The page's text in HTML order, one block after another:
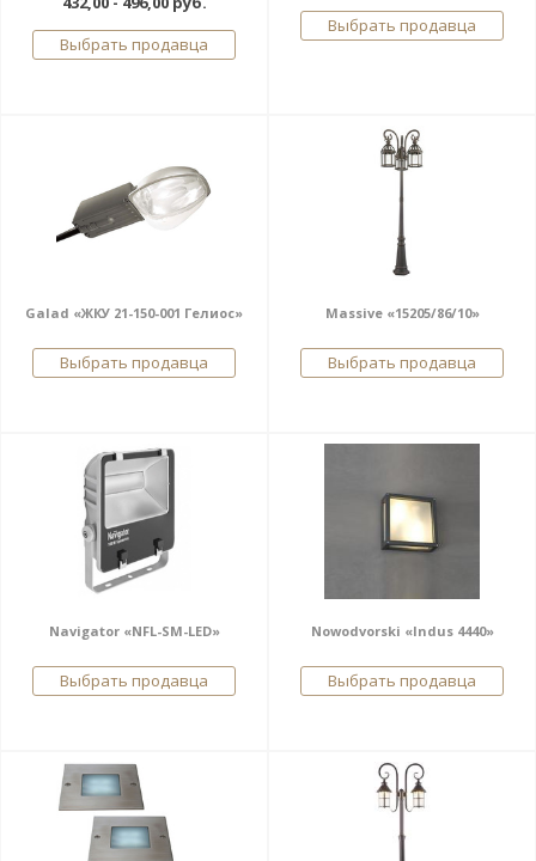
Выбрать продавца
Выбрать продавца
Galad «ЖКУ 21-150-001 Гелиос»
Выбрать продавца
Massive «15205/86/10»
Выбрать продавца
Navigator «NFL-SM-LED»
Выбрать продавца
Nowodvorski «Indus 4440»
Выбрать продавца